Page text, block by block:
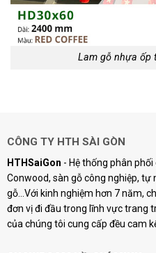
Lam gỗ nhựa ốp
CÔNG TY HTH SÀI GÒN
HTHSaiGon - Hệ thống phân
Conwood, sàn gỗ công nghiệp, tự
gỗ...Với kinh nghiệm hơn 7 năm,
đơn vị đi đầu trong lĩnh vực trang
của chúng tôi cung cấp đều cam